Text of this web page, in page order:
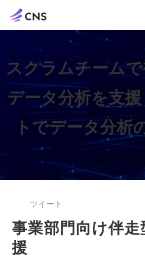
サービス
導入事
スクラムチーム
データ分析を支
トでデータ分析
ツイート
事業部門向け伴
援